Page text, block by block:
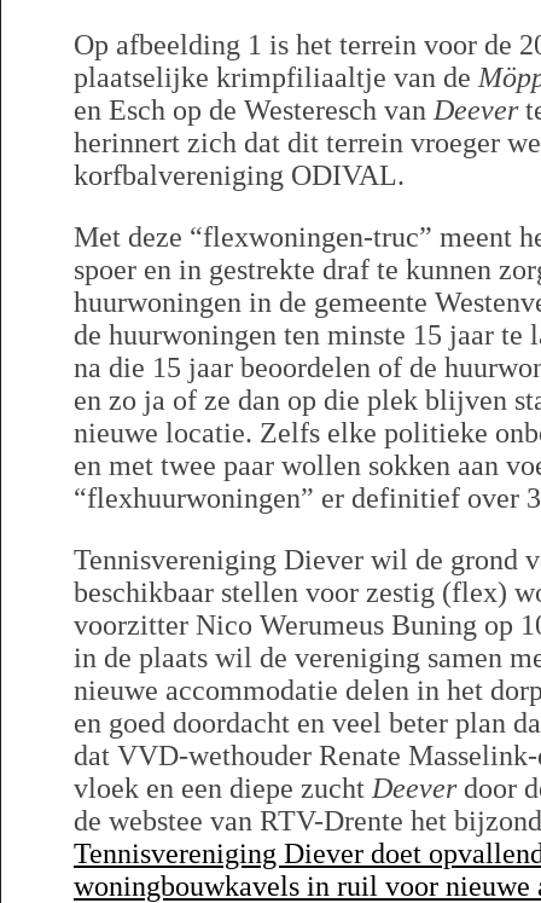
Op afbeelding 1 is het terrein voor de
plaatselijke krimpfiliaaltje van de
en Esch op de Westeresch van Deever
herinnert zich dat dit terrein vroeger
korfbalvereniging ODIVAL.
Met deze “flexwoningen-truc” meent
spoer en in gestrekte draf te kunnen
huurwoningen in de gemeente
de huurwoningen ten minste 15 jaar te
na die 15 jaar beoordelen of de
en zo ja of ze dan op die plek blijven
nieuwe locatie. Zelfs elke politieke
en met twee paar wollen sokken aan
“flexhuurwoningen” er definitief over
Tennisvereniging Diever wil de grond
beschikbaar stellen voor zestig (flex)
voorzitter Nico Werumeus Buning op
in de plaats wil de vereniging samen
nieuwe accommodatie delen in het
en goed doordacht en veel beter plan
dat VVD-wethouder Renate
vloek en een diepe zucht Deeverdoor
de webstee van RTV-Drente het
Tennisvereniging Diever doet
woningbouwkavels in ruil voor nieuwe